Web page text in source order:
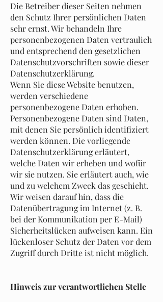
Die Betreiber dieser Seiten nehmen
den Schutz Ihrer persönlichen Daten
sehr ernst. Wir behandeln Ihre
personenbezogenen Daten vertraulich
und entsprechend den gesetzlichen
Datenschutzvorschriften sowie dieser
Datenschutzerklärung.
Wenn Sie diese Website benutzen,
werden verschiedene
personenbezogene Daten erhoben.
Personenbezogene Daten sind Daten,
mit denen Sie persönlich identifiziert
werden können. Die vorliegende
Datenschutzerklärung erläutert,
welche Daten wir erheben und wofür
wir sie nutzen. Sie erläutert auch, wie
und zu welchem Zweck das geschieht.
Wir weisen darauf hin, dass die
Datenübertragung im Internet (z. B.
bei der Kommunikation per E-Mail)
Sicherheitslücken aufweisen kann. Ein
lückenloser Schutz der Daten vor dem
Zugriff durch Dritte ist nicht möglich.
Hinweis zur verantwortlichen Stelle